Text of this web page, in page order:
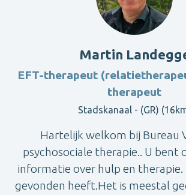
Martin
EFT-therapeut
therapeut
Stadskanaal - (GR)
Hartelijk welkom bij Bureau
psychosociale therapie.. U bent
informatie over hulp en therapie.
gevonden heeft.Het is meestal